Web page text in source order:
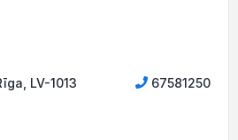
LV-1013 67581250